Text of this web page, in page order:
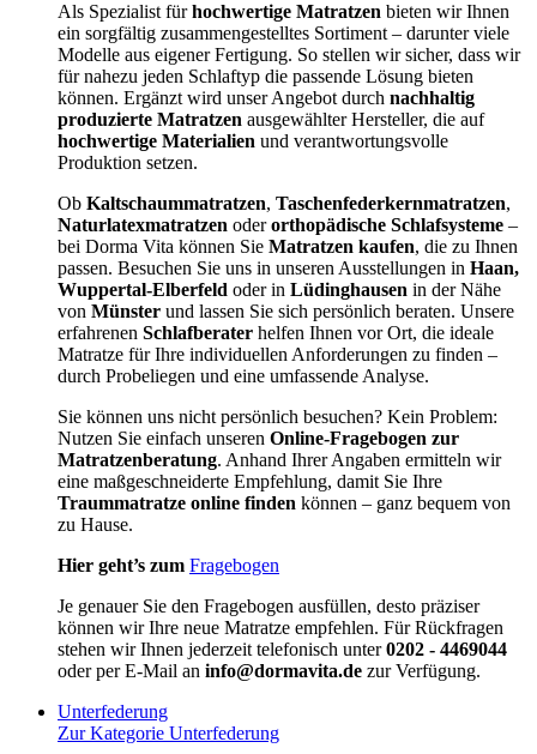
Als Spezialist fürhochwertige Matratzen bieten wir Ihnen
ein sorgfältig zusammengestelltes Sortiment – darunter viele
Modelle aus eigener Fertigung. So stellen wir sicher, dass wir
für nahezu jeden Schlaftyp die passende Lösung bieten
können. Ergänzt wird unser Angebot durch nachhaltig
produzierte Matratzen ausgewählter Hersteller, die auf
hochwertige Materialien und verantwortungsvolle
Produktion setzen.
Ob Kaltschaummatratzen, Taschenfederkernmatratzen,
Naturlatexmatratzen oderorthopädische Schlafsysteme –
bei Dorma Vita können Sie Matratzen kaufen, die zu Ihnen
passen. Besuchen Sie uns in unseren Ausstellungen in Haan,
Wuppertal-Elberfeld oder in Lüdinghausen in der Nähe
von Münster und lassen Sie sich persönlich beraten. Unsere
erfahrenen Schlafberater helfen Ihnen vor Ort, die ideale
Matratze für Ihre individuellen Anforderungen zu finden –
durch Probeliegen und eine umfassende Analyse.
Sie können uns nicht persönlich besuchen? Kein Problem:
Nutzen Sie einfach unseren Online-Fragebogen zur
Matratzenberatung. Anhand Ihrer Angaben ermitteln wir
eine maßgeschneiderte Empfehlung, damit Sie Ihre
Traummatratze online finden können – ganz bequem von
zu Hause.
Hier geht’s zum Fragebogen
Je genauer Sie den Fragebogen ausfüllen, desto präziser
können wir Ihre neue Matratze empfehlen. Für Rückfragen
stehen wir Ihnen jederzeit telefonisch unter0202 - 4469044
oder per E-Mail an info@dormavita.de zur Verfügung.
Unterfederung
Zur Kategorie Unterfederung